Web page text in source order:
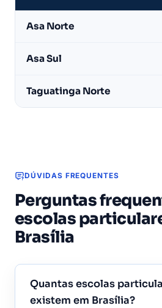
escolas
ativas
Asa Norte
Asa Sul
Taguatinga Norte
DÚVIDAS FREQUENTES
Perguntas
escolas
Brasília
Quantas escolas
existem em Brasília?